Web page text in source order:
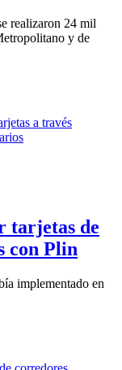
realizaron 24 mil
y de
tarjetas de
con Plin
implementado en